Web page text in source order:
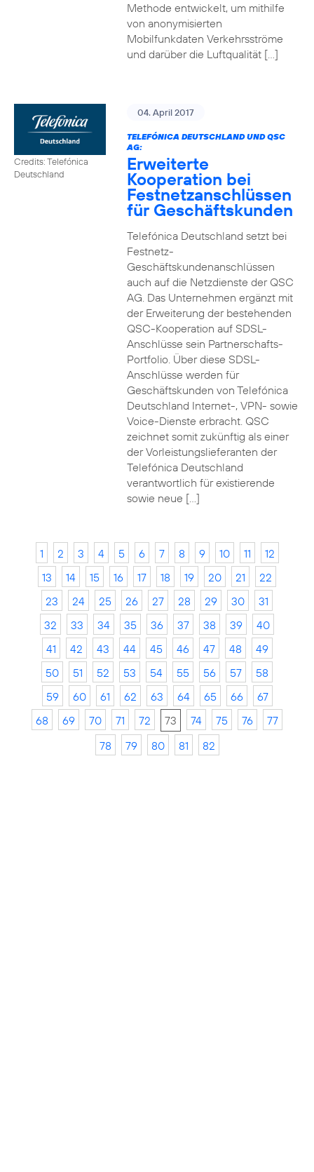
Methode entwickelt, um mithilfe
von anonymisierten
Mobilfunkdaten Verkehrsströme
und darüber die Luftqualität […]
Credits: Telefónica
Deutschland
04. April 2017
TELEFÓNICA DEUTSCHLAND UND QSC
AG:
Erweiterte
Kooperation bei
Festnetzanschlüssen
für Geschäftskunden
Telefónica Deutschland setzt bei
Festnetz-
Geschäftskundenanschlüssen
auch auf die Netzdienste der QSC
AG. Das Unternehmen ergänzt mit
der Erweiterung der bestehenden
QSC-Kooperation auf SDSL-
Anschlüsse sein Partnerschafts-
Portfolio. Über diese SDSL-
Anschlüsse werden für
Geschäftskunden von Telefónica
Deutschland Internet-, VPN- sowie
Voice-Dienste erbracht. QSC
zeichnet somit zukünftig als einer
der Vorleistungslieferanten der
Telefónica Deutschland
verantwortlich für existierende
sowie neue […]
1 2 3 4 5 6 7 8 9 10 11
12
13
14 15 16 17 18 19 20 21
22
23
24 25 26 27 28 29 30
31
32
33 34 35 36 37 38 39
40
41
42 43 44 45 46 47 48
49
50
51 52 53 54 55 56 57
58
59
60 61 62 63 64 65 66
67
68
69 70 71 72 73 74 75 76
77
78
79 80 81 82